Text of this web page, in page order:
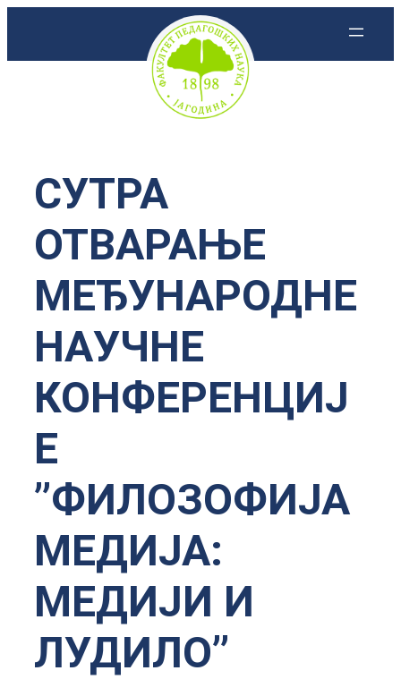
СУТРА
ОТВАРАЊЕ
МЕЂУНАРОДНЕ
НАУЧНЕ
КОНФЕРЕНЦИЈ
Е
’’ФИЛОЗОФИЈА
МЕДИЈА:
МЕДИЈИ И
ЛУДИЛО’’